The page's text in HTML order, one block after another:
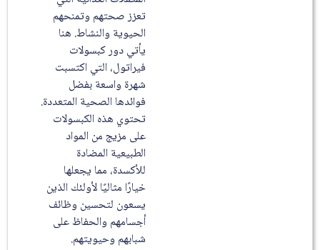
تعزز صحتهم وتمنحهم
الحيوية والنشاط. هنا
يأتي دور كبسولات
فيراتول، التي اكتسبت
شهرة واسعة بفضل
فوائدها الصحية المتعددة.
تحتوي هذه الكبسولات
على مزيج من المواد
الطبيعية المضادة
للأكسدة، مما يجعلها
خيارًا مثاليًا لأولئك الذين
يسعون لتحسين وظائف
أجسامهم والحفاظ على
شبابهم وحيويتهم.